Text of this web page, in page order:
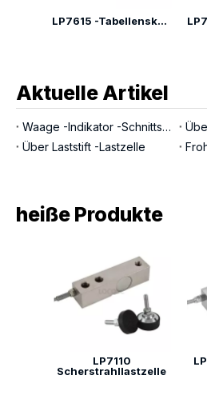
LP7615 -Tabellenskala mit einstellbarem Indikatorwinkel
Aktuelle Artikel
Waage -Indikator -Schnittstellen
Über Laststift -Lastzelle
heiße Produkte
LP7110
Scherstrahllastzelle